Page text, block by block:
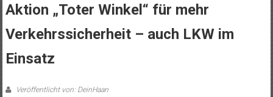
Aktion „Toter Winkel“ für mehr
Verkehrssicherheit – auch LKW im
Einsatz
Veröffentlicht von: DeinHaan